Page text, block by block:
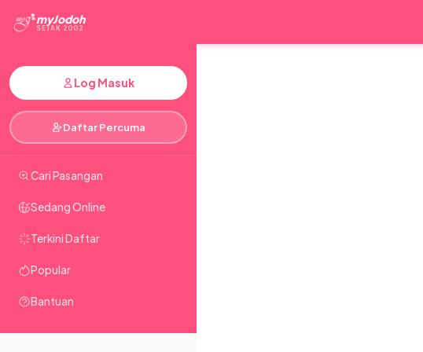
myJodoh
SEJAK 2002
Log Masuk
Daftar Percuma
Cari Pasangan
Sedang Online
Terkini Daftar
Popular
Bantuan